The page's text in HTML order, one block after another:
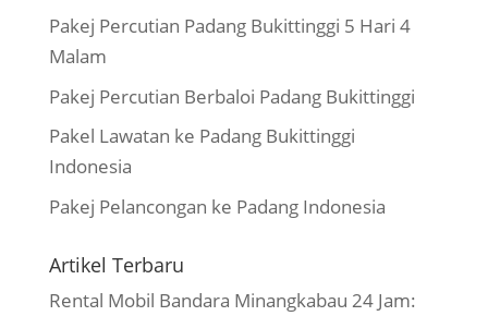
Pakej Percutian Padang Bukittinggi 5 Hari 4
Malam
Pakej Percutian Berbaloi Padang Bukittinggi
Pakel Lawatan ke Padang Bukittinggi
Indonesia
Pakej Pelancongan ke Padang Indonesia
Artikel Terbaru
Rental Mobil Bandara Minangkabau 24 Jam: